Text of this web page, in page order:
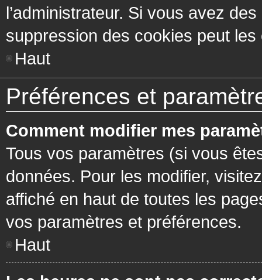
l’administrateur. Si vous avez
suppression des cookies peut les
Haut
Préférences et
Comment modifier mes
Tous vos paramètres (si vous
données. Pour les modifier,
affiché en haut de toutes les
vos paramètres et préférences.
Haut